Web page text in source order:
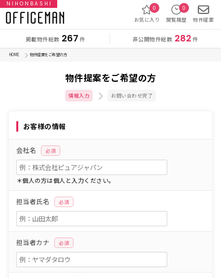
NIHONBASHI
掲載物件総数 267 件 非公開物件総数 282件
お気に入り
0
閲覧履歴
0
物件提案
HOME 物件提案をご希望の方
物件提案をご希望の方
情報入力 お問い合わせ完了
お客様の情報
会社名 必須
＊個人の方は個人と入力ください。
担当者氏名 必須
担当者カナ 必須